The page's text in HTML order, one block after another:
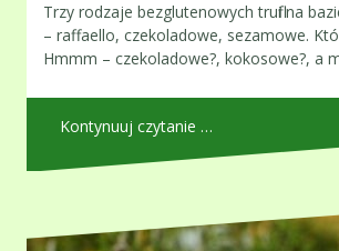
Trzy rodzaje bezglutenowych trufli na
– raffaello, czekoladowe, sezamowe.
Hmmm – czekoladowe?, kokosowe?, a
Kontynuuj czytanie …